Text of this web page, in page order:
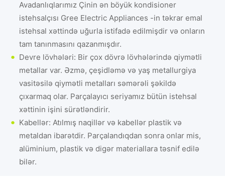
Avadanlıqlarımız Çinin ən böyük kondisioner
istehsalçısı Gree Electric Appliances -in təkrar emal
istehsal xəttində uğurla istifadə edilmişdir və onların
tam tanınmasını qazanmışdır.
Devre lövhələri: Bir çox dövrə lövhələrində qiymətli
metallar var. Əzmə, çeşidləmə və yaş metallurgiya
vasitəsilə qiymətli metalları səmərəli şəkildə
çıxarmaq olar. Parçalayıcı seriyamız bütün istehsal
xəttinin işini sürətləndirir.
Kabellər: Atılmış naqillər və kabellər plastik və
metaldan ibarətdir. Parçalandıqdan sonra onlar mis,
alüminium, plastik və digər materiallara təsnif edilə
bilər.